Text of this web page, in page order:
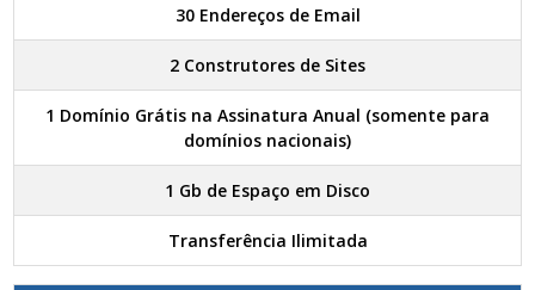
30 Endereços de Email
2 Construtores de Sites
1 Domínio Grátis na Assinatura Anual (somente para
domínios nacionais)
1 Gb de Espaço em Disco
Transferência Ilimitada